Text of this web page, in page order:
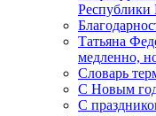
Татьяна
медленно,
Словарь
С Новым
С